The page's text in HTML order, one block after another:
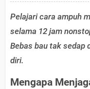
Pelajari cara ampuh
selama 12 jam
Bebas bau tak sedap
diri.
Mengapa